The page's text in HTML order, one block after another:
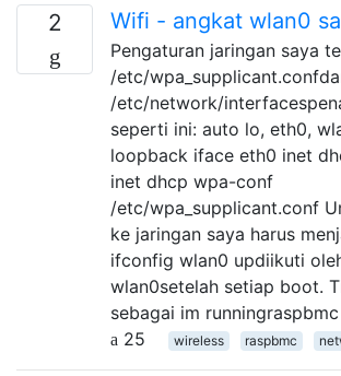
2 Wifi - angkat wlan0
Pengaturan jaringan saya
/etc/
/etc/network/
seperti ini: auto lo, eth0,
loopback iface eth0 inet
inet dhcp wpa-conf
/etc/wpa_supplicant.conf
ke jaringan saya harus
ifconfig wlan0 updiikuti
wlan0setelah setiap boot.
sebagai im
25
wireless raspbmc